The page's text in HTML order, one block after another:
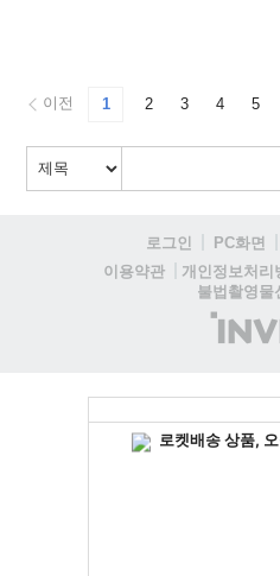
이전 1 2 3 4 5
로그인 PC화면
이용약관
개인정보처리
불법촬영물
(
인